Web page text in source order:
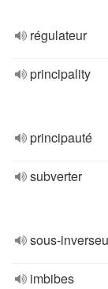
régulateur
principality
principauté
subverter
sous-
imbibes